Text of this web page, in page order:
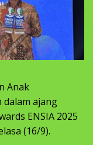
Anak
dalam ajang
ENSIA 2025
(16/9).